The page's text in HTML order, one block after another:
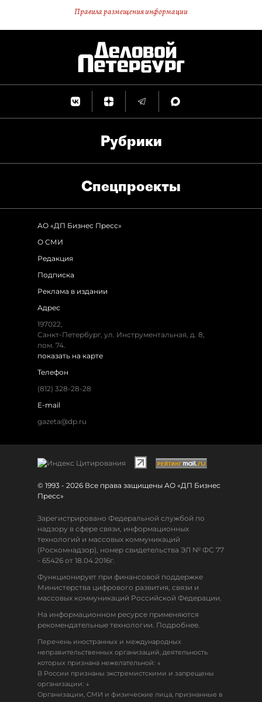
Правила размещения информации
Рубрики
Спец­проекты
АО «ДП Бизнес Пресс»
О СМИ
Редакция
Подписка
Реклама в издании
Адрес
197022,
Санкт-Петербург, ул. Инструментальная, д. 8,
пом. 74.
показать на карте
Телефон
(812) 328-28-28
E-mail
gazeta@dp.ru
© 1993 - 2026 Все права защищены АО «ДП Бизнес
Пресс»
Зарегистрировано Федеральной службой по
надзору в сфере связи, информационных
технологий и массовых коммуникаций
(Роскомнадзор), номер свидетельства ЭЛ № ФС 77
- 65426 от 18.04.2016г.
Функционирует при финансовой поддержке
Министерства цифрового развития, связи и
массовых коммуникаций Российской Федерации.
На информационном ресурсе применяются
рекомендательные технологии. Подробнее.
Перечень иностранных и международных
неправительственных организаций, деятельность
которых признана нежелательной: ↓
В России признаны экстремистскими и запрещены
организации: ↓
Организации, СМИ и физические лица, признанные в